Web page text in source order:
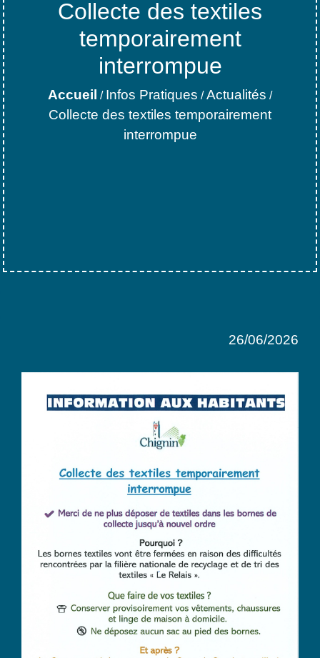
Collecte des textiles
temporairement
interrompue
Accueil / Infos Pratiques /Actualités /
Collecte des textiles temporairement
interrompue
26/06/2026